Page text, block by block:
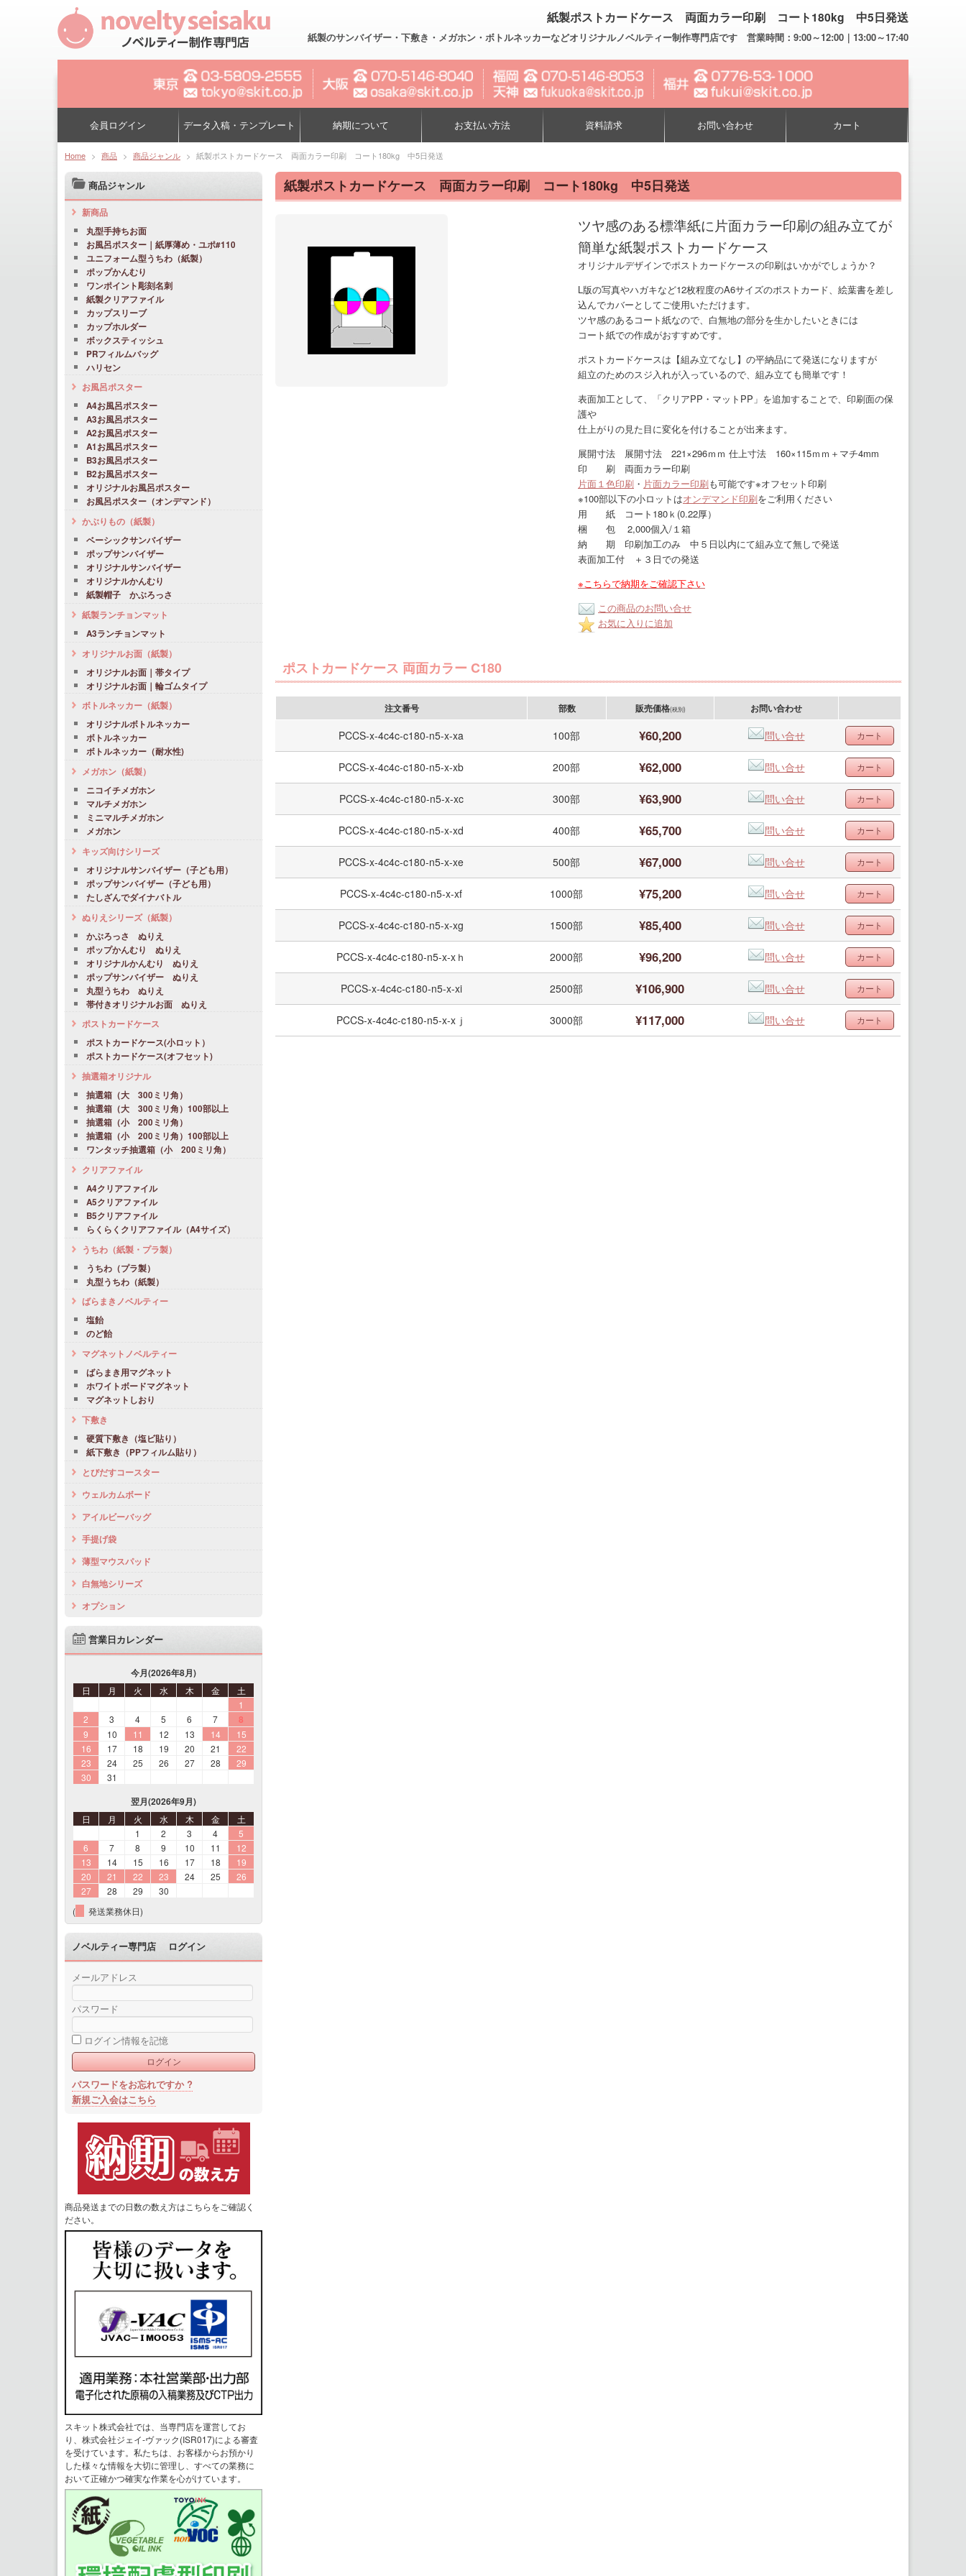
紙製ポストカードケース 両面カラー印刷 コート180kg 中5日発送
紙製のサンバイザー・下敷き・メガホン・ボトルネッカーなどオリジナルノベルティー制作専門店です 営業時間：9:00～12:00｜13:00～17:40
会員ログイン データ入稿・テンプレート 納期について お支払い方法 資料請求 お問い合わせ カート
Home > 商品 > 商品ジャンル > 紙製ポストカードケース 両面カラー印刷 コート180kg 中5日発送
紙製ポストカードケース 両面カラー印刷 コート180kg 中5日発送
ツヤ感のある標準紙に片面カラー印刷の組み立てが
簡単な紙製ポストカードケース
オリジナルデザインでポストカードケースの印刷はいかがでしょうか？
L版の写真やハガキなど12枚程度のA6サイズのポストカード、絵葉書を差し
込んでカバーとしてご使用いただけます。
ツヤ感のあるコート紙なので、白無地の部分を生かしたいときには
コート紙での作成がおすすめです。
ポストカードケースは【組み立てなし】の平納品にて発送になりますが
組立のためのスジ入れが入っているので、組み立ても簡単です！
表面加工として、「クリアPP・マットPP」を追加することで、印刷面の保
護や
仕上がりの見た目に変化を付けることが出来ます。
展開寸法 展開寸法 221×296ｍｍ 仕上寸法 160×115ｍｍ＋マチ4mm
印 刷 両面カラー印刷
片面１色印刷 ・ 片面カラー印刷も可能です※オフセット印刷
※100部以下の小ロットはオンデマンド印刷をご利用ください
用 紙 コート180ｋ(0.22厚）
梱 包 2,000個入/１箱
納 期 印刷加工のみ 中５日以内にて組み立て無しで発送
表面加工付 ＋３日での発送
※こちらで納期をご確認下さい
この商品のお問い合せ
お気に入りに追加
ポストカードケース 両面カラー C180
注文番号 部数 販売価格(税別) お問い合わせ
PCCS-x-4c4c-c180-n5-x-xa 100部 ¥60,200 問い合せ
PCCS-x-4c4c-c180-n5-x-xb 200部 ¥62,000 問い合せ
PCCS-x-4c4c-c180-n5-x-xc 300部 ¥63,900 問い合せ
PCCS-x-4c4c-c180-n5-x-xd 400部 ¥65,700 問い合せ
PCCS-x-4c4c-c180-n5-x-xe 500部 ¥67,000 問い合せ
PCCS-x-4c4c-c180-n5-x-xf 1000部 ¥75,200 問い合せ
PCCS-x-4c4c-c180-n5-x-xg 1500部 ¥85,400 問い合せ
PCCS-x-4c4c-c180-n5-x-xｈ 2000部 ¥96,200 問い合せ
PCCS-x-4c4c-c180-n5-x-xi 2500部 ¥106,900 問い合せ
PCCS-x-4c4c-c180-n5-x-xｊ 3000部 ¥117,000 問い合せ
商品ジャンル
新商品
丸型手持ちお面
お風呂ポスター｜紙厚薄め・ユポ#110
ユニフォーム型うちわ（紙製）
ポップかんむり
ワンポイント彫刻名刺
紙製クリアファイル
カップスリーブ
カップホルダー
ボックスティッシュ
PRフィルムバッグ
ハリセン
お風呂ポスター
A4お風呂ポスター
A3お風呂ポスター
A2お風呂ポスター
A1お風呂ポスター
B3お風呂ポスター
B2お風呂ポスター
オリジナルお風呂ポスター
お風呂ポスター（オンデマンド）
かぶりもの（紙製）
ベーシックサンバイザー
ポップサンバイザー
オリジナルサンバイザー
オリジナルかんむり
紙製帽子 かぶろっさ
紙製ランチョンマット
A3ランチョンマット
オリジナルお面（紙製）
オリジナルお面｜帯タイプ
オリジナルお面｜輪ゴムタイプ
ボトルネッカー（紙製）
オリジナルボトルネッカー
ボトルネッカー
ボトルネッカー（耐水性)
メガホン（紙製）
ニコイチメガホン
マルチメガホン
ミニマルチメガホン
メガホン
キッズ向けシリーズ
オリジナルサンバイザー（子ども用）
ポップサンバイザー（子ども用）
たしざんでダイナバトル
ぬりえシリーズ（紙製）
かぶろっさ ぬりえ
ポップかんむり ぬりえ
オリジナルかんむり ぬりえ
ポップサンバイザー ぬりえ
丸型うちわ ぬりえ
帯付きオリジナルお面 ぬりえ
ポストカードケース
ポストカードケース(小ロット）
ポストカードケース(オフセット)
抽選箱オリジナル
抽選箱（大 300ミリ角）
抽選箱（大 300ミリ角）100部以上
抽選箱（小 200ミリ角）
抽選箱（小 200ミリ角）100部以上
ワンタッチ抽選箱（小 200ミリ角）
クリアファイル
A4クリアファイル
A5クリアファイル
B5クリアファイル
らくらくクリアファイル（A4サイズ）
うちわ（紙製・プラ製）
うちわ（プラ製）
丸型うちわ（紙製）
ばらまきノベルティー
塩飴
のど飴
マグネットノベルティー
ばらまき用マグネット
ホワイトボードマグネット
マグネットしおり
下敷き
硬質下敷き（塩ビ貼り）
紙下敷き（PPフィルム貼り）
とびだすコースター
ウェルカムボード
アイルビーバッグ
手提げ袋
薄型マウスパッド
白無地シリーズ
オプション
営業日カレンダー
今月(2026年8月)
日 月 火 水 木 金
土
1
2
3 4 5 6 7 8
9 10 11 12 13 14
15
16
17 18 19 20 21
22
23
24 25 26 27 28
29
30
31
翌月(2026年9月)
日 月 火 水 木 金
土
1
2 3 4
5
6
7 8 9 10 11
12
13
14 15 16 17 18
19
20
21 22 23 24 25
26
27
28 29
30
(
発送業務休日)
ノベルティー専門店 ログイン
メールアドレス
パスワード
ログイン情報を記憶
パスワードをお忘れですか ?
新規ご入会はこちら
商品発送までの日数の数え方はこちらをご確認く
ださい。
スキット株式会社では、当専門店を運営してお
り、株式会社ジェイ-ヴァック(ISR017)による審査
を受けています。私たちは、お客様からお預かり
した様々な情報を大切に管理し、すべての業務に
おいて正確かつ確実な作業を心がけています。